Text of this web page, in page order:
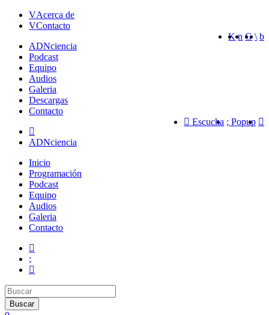
Acerca de
Contacto
ADNciencia
Podcast
Equipo
Audios
Galeria
Descargas
Contacto
Popup
Escucha
ADNciencia
Inicio
Programación
Podcast
Equipo
Audios
Galeria
Contacto